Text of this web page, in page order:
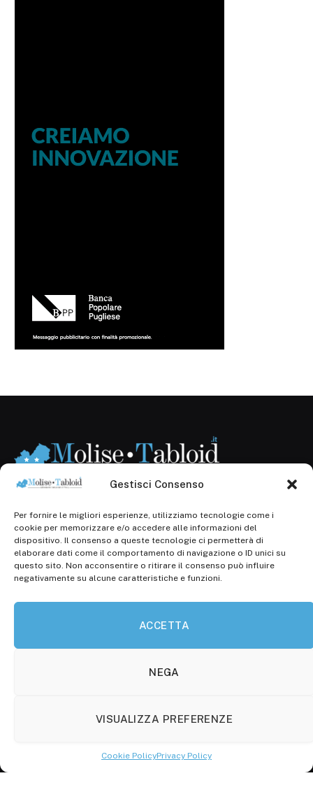
Gestisci Consenso
Per fornire le migliori esperienze, utilizziamo tecnologie come i
cookie per memorizzare e/o accedere alle informazioni del
dispositivo. Il consenso a queste tecnologie ci permetterà di
elaborare dati come il comportamento di navigazione o ID unici su
questo sito. Non acconsentire o ritirare il consenso può influire
negativamente su alcune caratteristiche e funzioni.
ACCETTA
NEGA
VISUALIZZA PREFERENZE
Cookie PolicyPrivacy Policy
Registr. presso il Tribunale di Campobasso: 3/2013 del
14.11.2013, Cron. 1254
Roc: iscrizione n° 25549 (Prot. 1138/com/15 del
30.04.2015)
P.Iva: 01707150700